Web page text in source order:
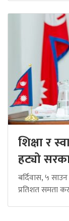
शिक्षा र
हट्यो
बर्दिवास, ५
प्रतिशत समता